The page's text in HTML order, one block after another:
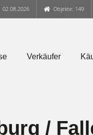
02.08.2026 Objekte: 149
Verkäufer
/